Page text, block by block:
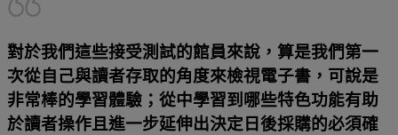
對於我們這些接受測試的館員來說，算是我們第一
次從自己與讀者存取的角度來檢視電子書，可說是
非常棒的學習體驗；從中學習到哪些特色功能有助
於讀者操作且進一步延伸出決定日後採購的必須確